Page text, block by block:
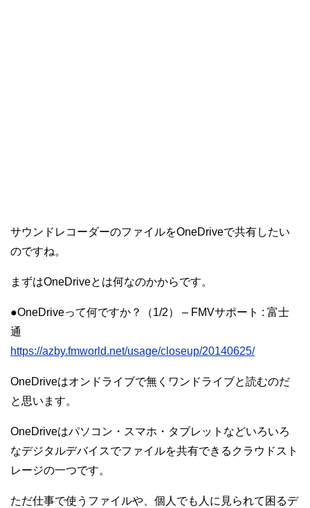
サウンドレコーダーのファイルをOneDriveで共有したい
のですね。
まずはOneDriveとは何なのかからです。
●OneDriveって何ですか？（1/2） – FMVサポート : 富士
通
https://azby.fmworld.net/usage/closeup/20140625/
OneDriveはオンドライブで無くワンドライブと読むのだ
と思います。
OneDriveはパソコン・スマホ・タブレットなどいろいろ
なデジタルデバイスでファイルを共有できるクラウドスト
レージの一つです。
ただ仕事で使うファイルや、個人でも人に見られて困るデ